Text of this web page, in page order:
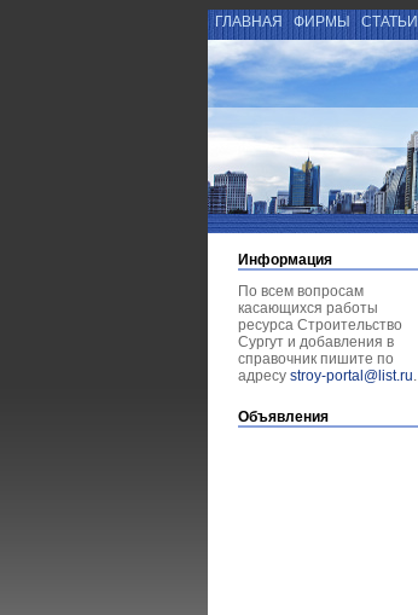
ГЛАВНАЯ ФИРМЫ СТАТЬИ
Информация
По всем вопросам
касающихся работы
ресурса Строительство
Сургут и добавления в
справочник пишите по
адресу stroy-portal@list.ru.
Объявления